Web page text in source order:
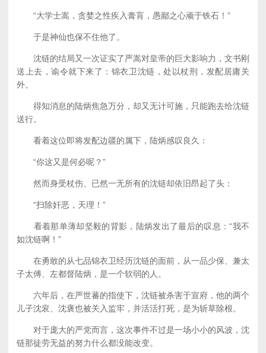
“大学士嵩，贪婪之性疾入膏肓，愚鄙之心顽于铁石！”
于是神仙也保不住他了。
沈链的结局又一次证实了严嵩对皇帝的巨大影响力，文书刚
送上去，谕令就下来了：锦衣卫沈链，处以杖刑，发配居庸关
外。
得知消息的陆炳焦急万分，却又无计可施，只能跑去给沈链
送行。
看着这位即将发配边疆的属下，陆炳感叹良久：
“你这又是何必呢？”
然而身受杖伤、已然一无所有的沈链却依旧昂起了头：
“扫除奸恶，天理！”
看着那单薄却坚毅的背影，陆炳发出了最后的叹息：“我不
如沈链啊！”
在勇敢的从七品锦衣卫经历沈链的面前，从一品少保、兼太
子太傅、左都督陆炳，是一个软弱的人。
六年后，在严世蕃的指使下，沈链被杀害于宣府，他的两个
儿子沈衮、沈褒也被关入监牢，并活活打死，是为斩草除根。
对于庞大的严党而言，这次事件不过是一场小小的风波，沈
链那徒劳无益的努力什么都没能改变。